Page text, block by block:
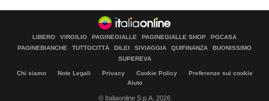
LIBERO VIRGILIO PAGINEGIALLE PAGINEGIALLE SHOP
PGCASA
PAGINEBIANCHE
TUTTOCITTÀ DILEI SIVIAGGIA QUIFINANZA
BUONISSIMO
SUPEREVA
Chi siamo Note Legali Privacy Cookie Policy
Preferenze sui cookie
Aiuto
© Italiaonline S.p.A. 2026